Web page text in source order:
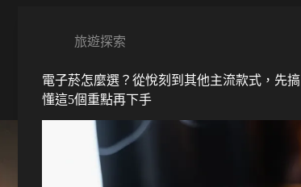
旅遊探索
電子菸怎麼選？從悅刻到其他主流款式，先搞
懂這5個重點再下手